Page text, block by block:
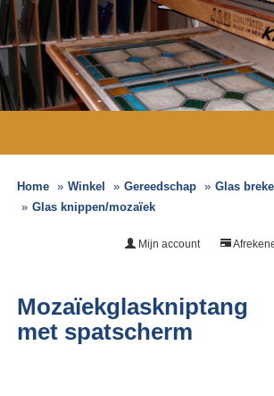
Home Winkel Gereedschap
Glas
Glas knippen/mozaïek
Mijn account
Mozaïekglaskniptang
met spatscherm